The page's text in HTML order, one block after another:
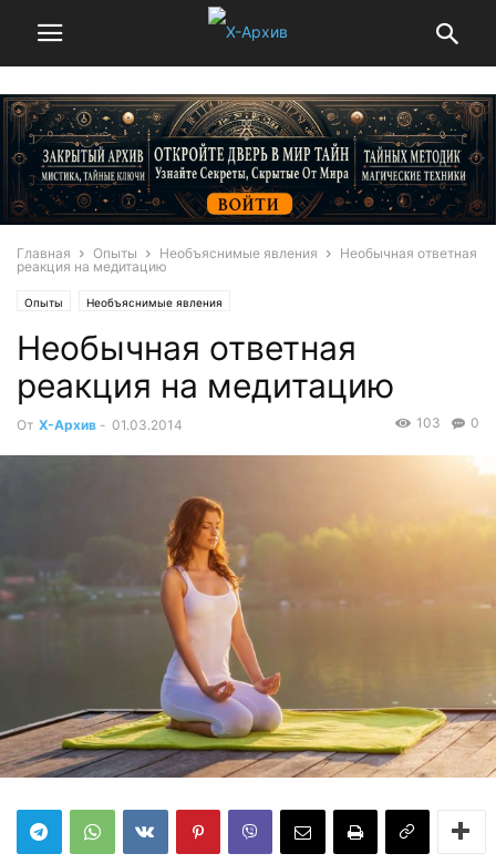
Главная Опыты Необъяснимые явления
Необычная ответная
реакция на медитацию
Опыты Необъяснимые явления
Необычная ответная
реакция на медитацию
От Х-Архив - 01.03.2014 0
103